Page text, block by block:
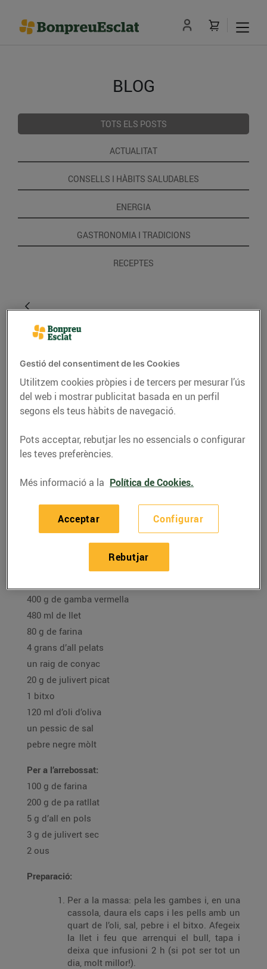
BLOG
TOTS ELS POSTS
ACTUALITAT
CONSELLS I HÀBITS SALUDABLES
ENERGIA
GASTRONOMIA I TRADICIONS
RECEPTES
RECEPTES
19/de novembre/2021
Ingredients per a 30 croquetes:
oli d'oliva verge extra
400 g de gamba vermella
480 ml de llet
80 g de farina
4 grans d’all pelats
un raig de conyac
20 g de julivert picat
1 bitxo
120 ml d’oli d’oliva
un pessic de sal
pebre negre mòlt
Per a l’arrebossat:
100 g de farina
200 g de pa ratllat
5 g d’all en pols
3 g de julivert sec
2 ous
Preparació:
Per a la massa: pela les gambes i, en una
cassola, daura els caps i les pells amb un
quart de l’oli, sal, pebre i el bitxo. Afegeix
la llet i feu que arrenqui el bull, tapa i
deixa que infusioni 2 h (si pot ser tot un
dia, molt millor!).
Gestió del consentiment de les Cookies
Utilitzem cookies pròpies i de tercers per mesurar l’ús
del web i mostrar publicitat basada en un perfil
segons els teus hàbits de navegació.
Pots acceptar, rebutjar les no essencials o configurar
les teves preferències.
Més informació a la Política de Cookies.
Configurar
Rebutjar
Acceptar